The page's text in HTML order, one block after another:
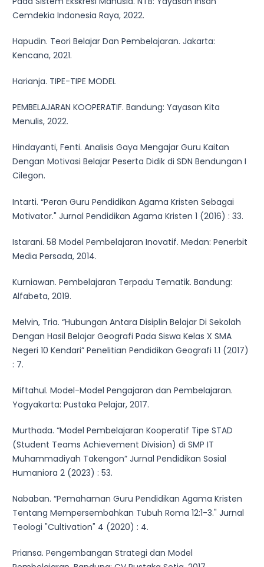
Cemdekia Indonesia Raya, 2022.
Hapudin. Teori Belajar Dan Pembelajaran. Jakarta:
Kencana, 2021.
Harianja. TIPE-TIPE MODEL
PEMBELAJARAN KOOPERATIF. Bandung: Yayasan Kita
Menulis, 2022.
Hindayanti, Fenti. Analisis Gaya Mengajar Guru Kaitan
Dengan Motivasi Belajar Peserta Didik di SDN Bendungan I
Cilegon.
Intarti. “Peran Guru Pendidikan Agama Kristen Sebagai
Motivator." Jurnal Pendidikan Agama Kristen 1 (2016) : 33.
Istarani. 58 Model Pembelajaran Inovatif. Medan: Penerbit
Media Persada, 2014.
Kurniawan. Pembelajaran Terpadu Tematik. Bandung:
Alfabeta, 2019.
Melvin, Tria. “Hubungan Antara Disiplin Belajar Di Sekolah
Dengan Hasil Belajar Geografi Pada Siswa Kelas X SMA
Negeri 10 Kendari” Penelitian Pendidikan Geografi 1.1 (2017)
: 7.
Miftahul. Model-Model Pengajaran dan Pembelajaran.
Yogyakarta: Pustaka Pelajar, 2017.
Murthada. “Model Pembelajaran Kooperatif Tipe STAD
(Student Teams Achievement Division) di SMP IT
Muhammadiyah Takengon” Jurnal Pendidikan Sosial
Humaniora 2 (2023) : 53.
Nababan. “Pemahaman Guru Pendidikan Agama Kristen
Tentang Mempersembahkan Tubuh Roma 12:1-3." Jurnal
Teologi "Cultivation" 4 (2020) : 4.
Priansa. Pengembangan Strategi dan Model